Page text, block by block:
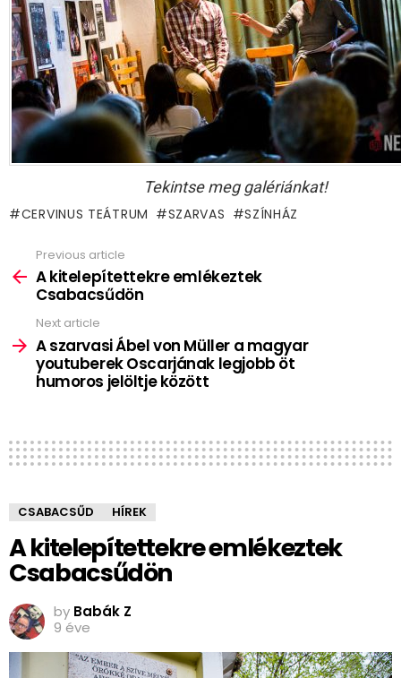
Tekintse meg galériánkat!
CERVINUS TEÁTRUM SZARVAS SZÍNHÁZ
more
Previous article
A kitelepítettekre emlékeztek
Csabacsűdön
Next article
A szarvasi Ábel von Müller a magyar
youtuberek Oscarjának legjobb öt
humoros jelöltje között
CSABACSŰD HÍREK
A kitelepítettekre emlékeztek
Csabacsűdön
by Babák Z
9 éve